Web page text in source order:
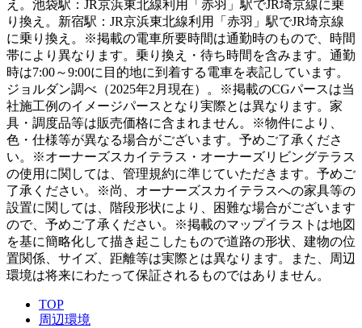
え。池袋駅：JR京浜東北線利用「赤羽」駅でJR埼京線に乗
り換え。新宿駅：JR京浜東北線利用「赤羽」駅でJR埼京線
に乗り換え。※掲載の電車所要時間は通勤時のもので、時間
帯により異なります。乗り換え・待ち時間を含みます。通勤
時は7:00～9:00に目的地に到着する電車を表記しています。
ジョルダン調べ（2025年2月現在）。※掲載のCGパースは当
社施工例のイメージパースとなり実際とは異なります。家
具・調度品等は販売価格に含まれません。※物件により、
色・仕様等が異なる場合がございます。予めご了承くださ
い。※オーナーズスカイテラス・オーナーズリビングテラス
の使用に関しては、管理規約に準じていただきます。予めご
了承ください。※尚、オーナーズスカイテラスへの家具等の
設置に関しては、階段形状により、困難な場合がございます
ので、予めご了承ください。※掲載のマップイラストは地図
を基に簡略化して描き起こしたもので道路の形状、建物の位
置関係、サイズ、距離等は実際とは異なります。また、周辺
環境は将来にわたって保証されるものではありません。
TOP
周辺環境